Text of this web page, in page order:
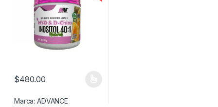
$480.00
Este producto tiene múltiples variantes. Las opciones se
Marca:ADVANCE